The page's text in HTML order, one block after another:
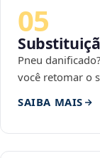
05
Pneu
você retomar o
SAIBA MAIS